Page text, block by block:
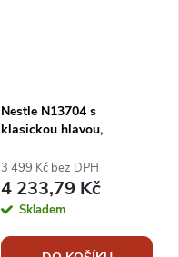
Nestle N13704 s
klasickou hlavou,
šrouby s rozsahem 90 -
170 cm
3 499 Kč bez DPH
4 233,79 Kč
Skladem